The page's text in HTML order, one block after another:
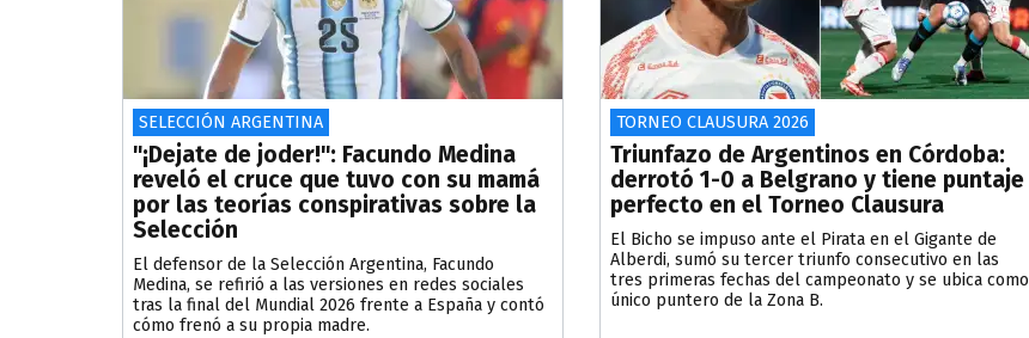
SELECCIÓN ARGENTINA
"¡Dejate de joder!": Facundo Medina
reveló el cruce que tuvo con su mamá
por las teorías conspirativas sobre la
Selección
El defensor de la Selección Argentina, Facundo
Medina, se refirió a las versiones en redes sociales
tras la final del Mundial 2026 frente a España y contó
cómo frenó a su propia madre.
TORNEO CLAUSURA 2026
Triunfazo de Argentinos en Córdoba:
derrotó 1-0 a Belgrano y tiene puntaje
perfecto en el Torneo Clausura
El Bicho se impuso ante el Pirata en el Gigante de
Alberdi, sumó su tercer triunfo consecutivo en las
tres primeras fechas del campeonato y se ubica como
único puntero de la Zona B.